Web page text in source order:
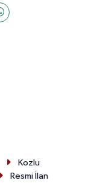
Kozlu
Resmi İlan